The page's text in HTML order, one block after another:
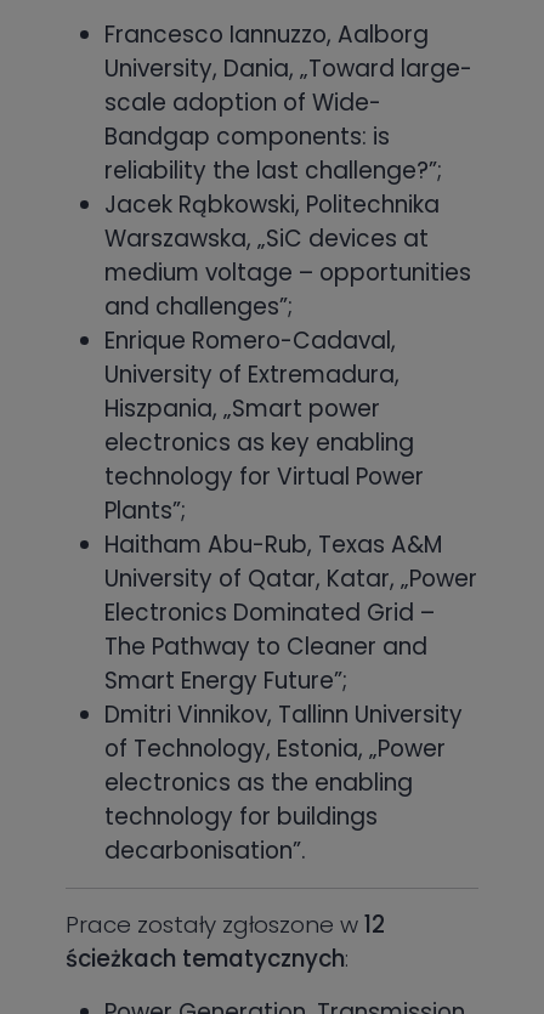
Francesco Iannuzzo, Aalborg
University, Dania, „Toward large-
scale adoption of Wide-
Bandgap components: is
reliability the last challenge?”;
Jacek Rąbkowski, Politechnika
Warszawska, „SiC devices at
medium voltage – opportunities
and challenges”;
Enrique Romero-Cadaval,
University of Extremadura,
Hiszpania, „Smart power
electronics as key enabling
technology for Virtual Power
Plants”;
Haitham Abu-Rub, Texas A&M
University of Qatar, Katar, „Power
Electronics Dominated Grid –
The Pathway to Cleaner and
Smart Energy Future”;
Dmitri Vinnikov, Tallinn University
of Technology, Estonia, „Power
electronics as the enabling
technology for buildings
decarbonisation”.
Prace zostały zgłoszone w12
ścieżkach tematycznych: